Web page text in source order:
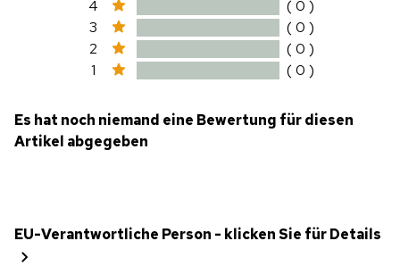
4
( 0 )
3
( 0 )
2
( 0 )
1
( 0 )
Es hat noch niemand eine Bewertung für diesen
Artikel abgegeben
EU-Verantwortliche Person - klicken Sie für Details